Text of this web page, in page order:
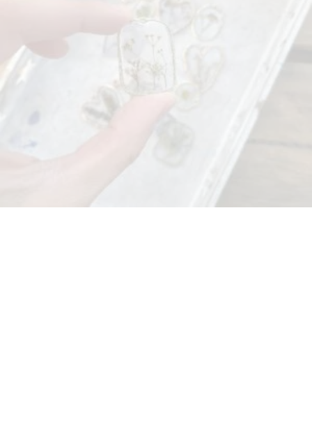
TALLER DE JOYERÍA (VARIOS)
€ 15
AÑADIR AL CARRITO